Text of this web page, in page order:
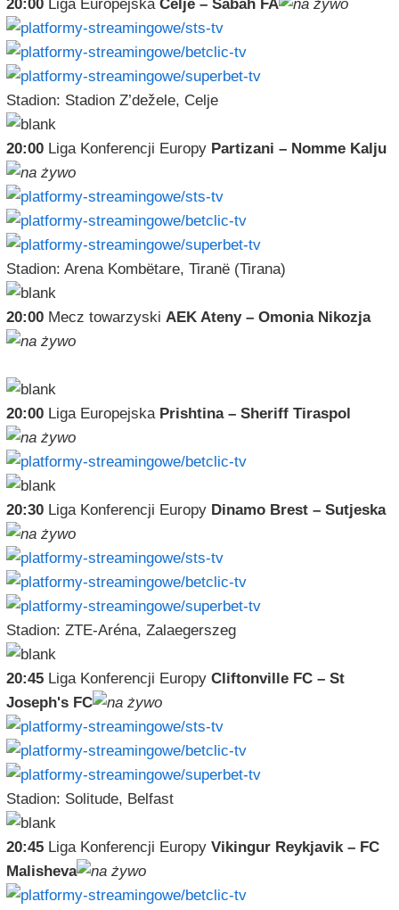
20:00Liga Europejska Celje – Sabah FA
Stadion: Stadion Z’dežele, Celje
20:00Liga Konferencji Europy Partizani – Nomme Kalju
Stadion: Arena Kombëtare, Tiranë (Tirana)
20:00Mecz towarzyski AEK Ateny – Omonia Nikozja
20:00Liga Europejska Prishtina – Sheriff Tiraspol
20:30Liga Konferencji Europy Dinamo Brest – Sutjeska
Stadion: ZTE-Aréna, Zalaegerszeg
20:45Liga Konferencji Europy Cliftonville FC – St
Joseph's FC
Stadion: Solitude, Belfast
20:45Liga Konferencji Europy Vikingur Reykjavik – FC
Malisheva